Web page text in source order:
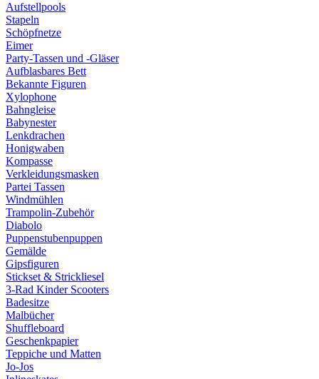
Aufstellpools
Stapeln
Schöpfnetze
Eimer
Party-Tassen und -Gläser
Aufblasbares Bett
Bekannte Figuren
Xylophone
Bahngleise
Babynester
Lenkdrachen
Honigwaben
Kompasse
Verkleidungsmasken
Partei Tassen
Windmühlen
Trampolin-Zubehör
Diabolo
Puppenstubenpuppen
Gemälde
Gipsfiguren
Stickset & Strickliesel
3-Rad Kinder Scooters
Badesitze
Malbücher
Shuffleboard
Geschenkpapier
Teppiche und Matten
Jo-Jos